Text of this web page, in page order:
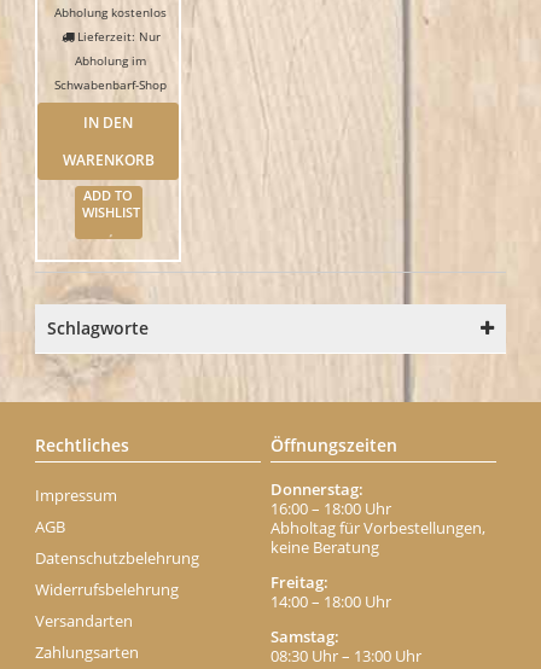
Abholung kostenlos
Lieferzeit: Nur
Abholung im
Schwabenbarf-Shop
IN DEN
WARENKORB
ADD TO
WISHLIST
Schlagworte
Rechtliches
Impressum
AGB
Datenschutzbelehrung
Widerrufsbelehrung
Versandarten
Zahlungsarten
Öffnungszeiten
Donnerstag:
16:00 – 18:00 Uhr
Abholtag für Vorbestellungen,
keine Beratung
Freitag:
14:00 – 18:00 Uhr
Samstag:
08:30 Uhr – 13:00 Uhr